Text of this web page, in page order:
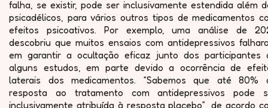
falha, se existir, pode ser inclusivamente estendida além
psicadélicos, para vários outros tipos de medicamentos
efeitos psicoativos. Por exemplo, uma análise de
descobriu que muitos ensaios com antidepressivos
em garantir a ocultação eficaz junto dos participantes
alguns estudos, em parte devido a ocorrência de
laterais dos medicamentos. “Sabemos que até 80%
resposta ao tratamento com antidepressivos pode
inclusivamente atribuída à resposta placebo”, de acordo